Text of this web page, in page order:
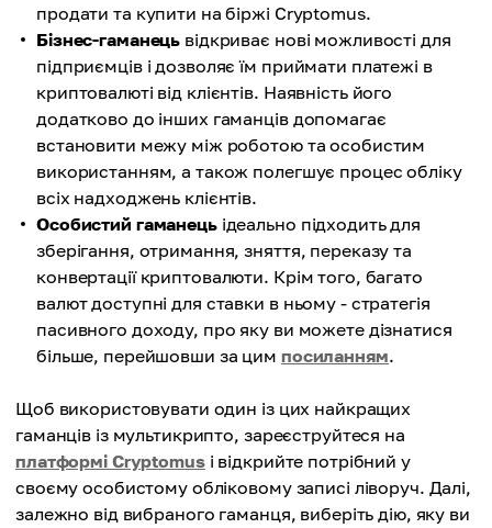
продати та купити на біржі Cryptomus.
Бізнес-гаманець відкриває нові можливості для
підприємців і дозволяє їм приймати платежі в
криптовалюті від клієнтів. Наявність його
додатково до інших гаманців допомагає
встановити межу між роботою та особистим
використанням, а також полегшує процес обліку
всіх надходжень клієнтів.
Особистий гаманецьідеально підходить для
зберігання, отримання, зняття, переказу та
конвертації криптовалюти. Крім того, багато
валют доступні для ставки в ньому - стратегія
пасивного доходу, про яку ви можете дізнатися
більше, перейшовши за цим посиланням.
Щоб використовувати один із цих найкращих
гаманців із мультикрипто, зареєструйтеся на
платформі Cryptomusі відкрийте потрібний у
своєму особистому обліковому записі ліворуч. Далі,
залежно від вибраного гаманця, виберіть дію, яку ви